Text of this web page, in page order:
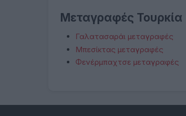
Μεταγραφές Τουρκία
Γαλατασαράι μεταγραφές
Μπεσίκτας μεταγραφές
Φενέρμπαχτσε μεταγραφές